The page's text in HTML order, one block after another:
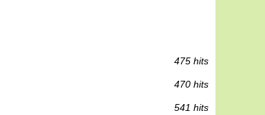
475 hits
470 hits
541 hits